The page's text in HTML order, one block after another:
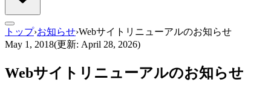
トップ›お知らせ›Webサイトリニューアルのお知らせ
May 1, 2018(更新: April 28, 2026)
Webサイトリニューアルのお知らせ